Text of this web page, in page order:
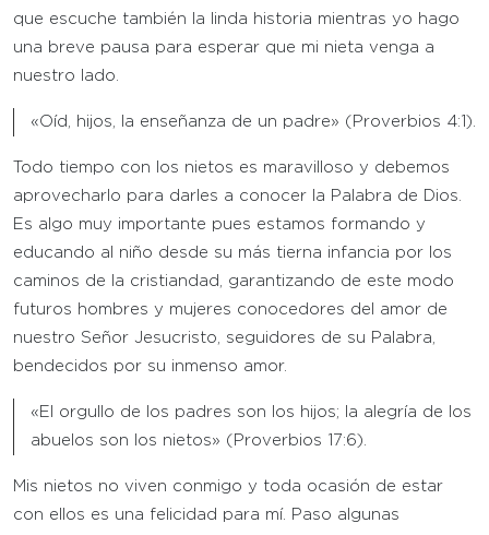
que escuche también la linda historia mientras yo hago
una breve pausa para esperar que mi nieta venga a
nuestro lado.
«Oíd, hijos, la enseñanza de un padre» (Proverbios 4:1).
Todo tiempo con los nietos es maravilloso y debemos
aprovecharlo para darles a conocer la Palabra de Dios.
Es algo muy importante pues estamos formando y
educando al niño desde su más tierna infancia por los
caminos de la cristiandad, garantizando de este modo
futuros hombres y mujeres conocedores del amor de
nuestro Señor Jesucristo, seguidores de su Palabra,
bendecidos por su inmenso amor.
«El orgullo de los padres son los hijos; la alegría de los
abuelos son los nietos» (Proverbios 17:6).
Mis nietos no viven conmigo y toda ocasión de estar
con ellos es una felicidad para mí. Paso algunas